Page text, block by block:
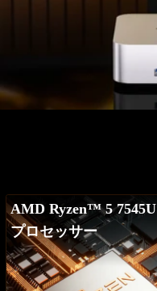
AMD Ryzen™ 5 7545U
プロセッサー